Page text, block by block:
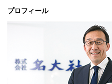
プロフィール